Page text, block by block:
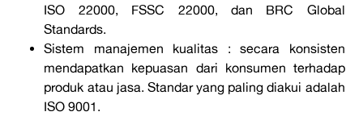
ISO 22000, FSSC 22000, dan BRC Global
Standards.
Sistem manajemen kualitas : secara konsisten
mendapatkan kepuasan dari konsumen terhadap
produk atau jasa. Standar yang paling diakui adalah
ISO 9001.